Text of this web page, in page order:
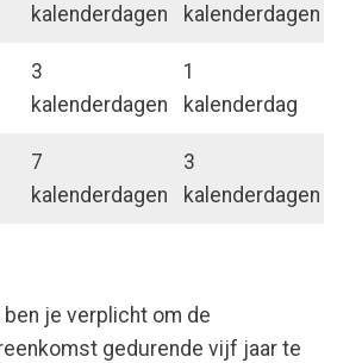
kalenderdagen
kalenderdagen
3
kalenderdagen
1
kalenderdag
7
kalenderdagen
3
kalenderdagen
je verplicht om de
gedurende vijf jaar te